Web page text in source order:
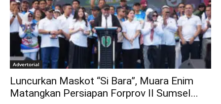
Advertorial
Luncurkan Maskot “Si Bara”, Muara Enim
Matangkan Persiapan Forprov II Sumsel...